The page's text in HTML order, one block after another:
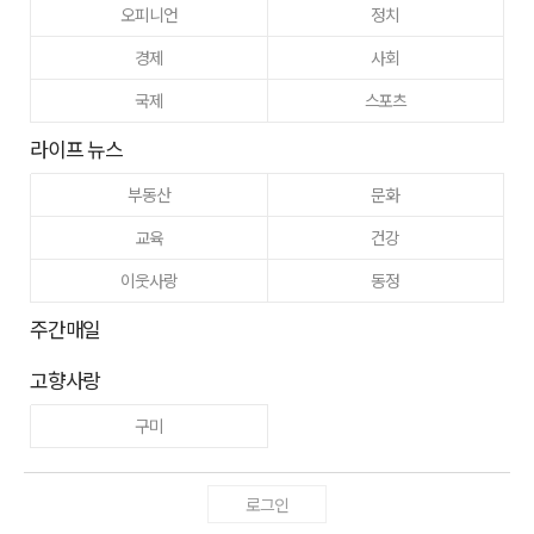
오피니언
정치
경제
사회
국제
스포츠
라이프 뉴스
부동산
문화
교육
건강
이웃사랑
동정
주간매일
고향사랑
구미
로그인